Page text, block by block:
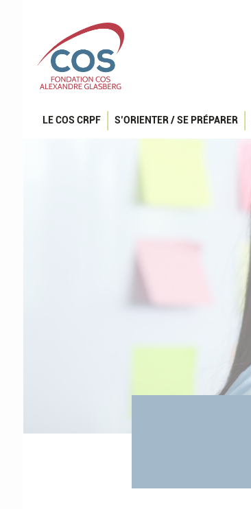
LE COS CRPF S’ORIENTER / SE PRÉPARER